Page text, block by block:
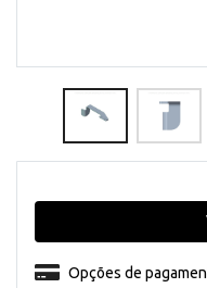
Opções de